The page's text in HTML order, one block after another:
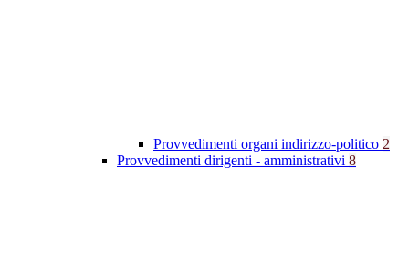
Provvedimenti organi indirizzo-politico 2
Provvedimenti dirigenti - amministrativi 8